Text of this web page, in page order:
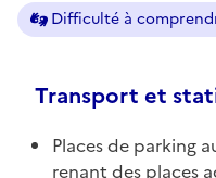
Difficulté à
Transport et
Places de parking
renant des places